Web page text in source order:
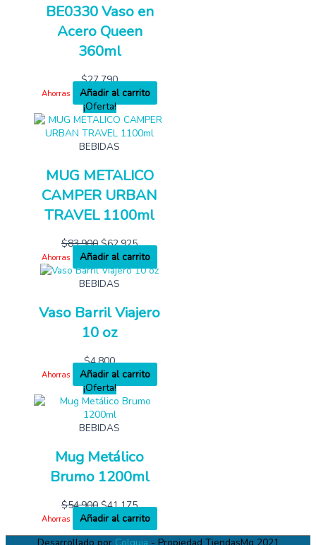
BE0330 Vaso en
Acero Queen
360ml
$27,790
Ahorras
Añadir al carrito
¡Oferta!
BEBIDAS
MUG METALICO
CAMPER URBAN
TRAVEL 1100ml
$83,900 $62,925
Ahorras
Añadir al carrito
BEBIDAS
Vaso Barril Viajero
10 oz
$4,800
Ahorras
Añadir al carrito
¡Oferta!
BEBIDAS
Mug Metálico
Brumo 1200ml
$54,900 $41,175
Ahorras
Añadir al carrito
Desarrollado por Colguia - Propiedad TiendasMg 2021